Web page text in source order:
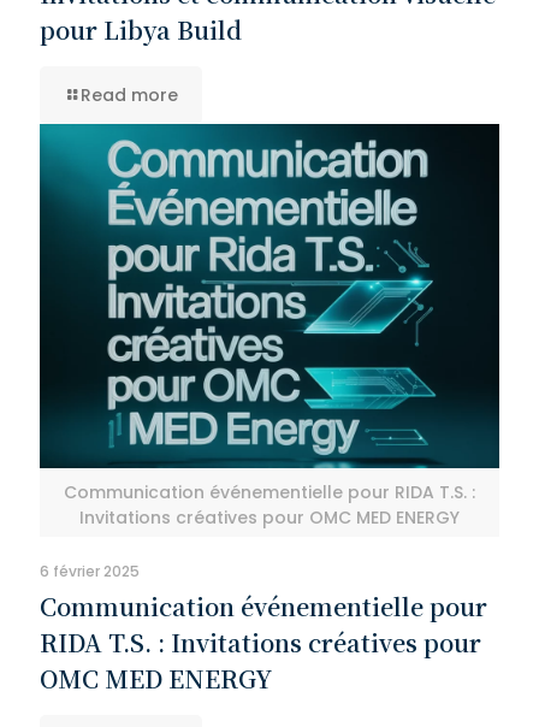
pour Libya Build
Read more
Communication événementielle pour RIDA T.S. :
Invitations créatives pour OMC MED ENERGY
6 février 2025
Communication événementielle pour
RIDA T.S. : Invitations créatives pour
OMC MED ENERGY